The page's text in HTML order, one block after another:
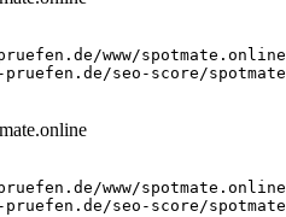
www/
seo-score/
www/
seo-score/